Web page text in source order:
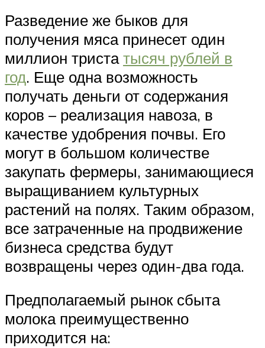
Разведение же быков для
получения мяса принесет один
миллион тристатысяч рублей в
год. Еще одна возможность
получать деньги от содержания
коров – реализация навоза, в
качестве удобрения почвы. Его
могут в большом количестве
закупать фермеры, занимающиеся
выращиванием культурных
растений на полях. Таким образом,
все затраченные на продвижение
бизнеса средства будут
возвращены через один-два года.
Предполагаемый рынок сбыта
молока преимущественно
приходится на: